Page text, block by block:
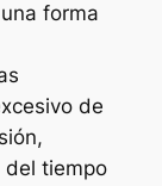
forma
de
del tiempo